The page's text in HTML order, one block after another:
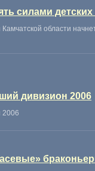
силами
области
дивизион 2006
2006